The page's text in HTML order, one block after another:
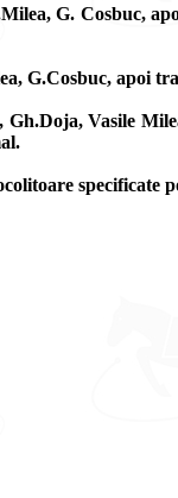
G. Cosbuc,
G.Cosbuc, apoi
Vasile
specificate